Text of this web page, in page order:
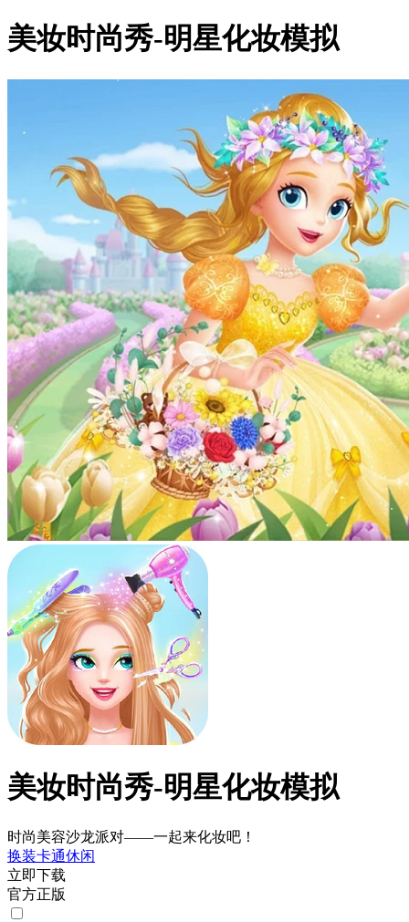
美妆时尚秀-明星化妆模拟
美妆时尚秀-明星化妆模拟
时尚美容沙龙派对——一起来化妆吧！
换装卡通休闲
立即下载
官方正版